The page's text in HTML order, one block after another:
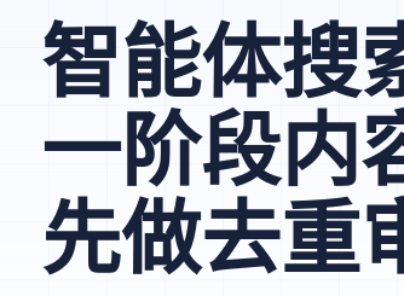
智能体搜
一阶段内
先做去重